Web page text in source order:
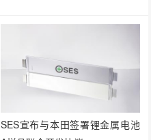
SES宣布与本田签署锂金属电池